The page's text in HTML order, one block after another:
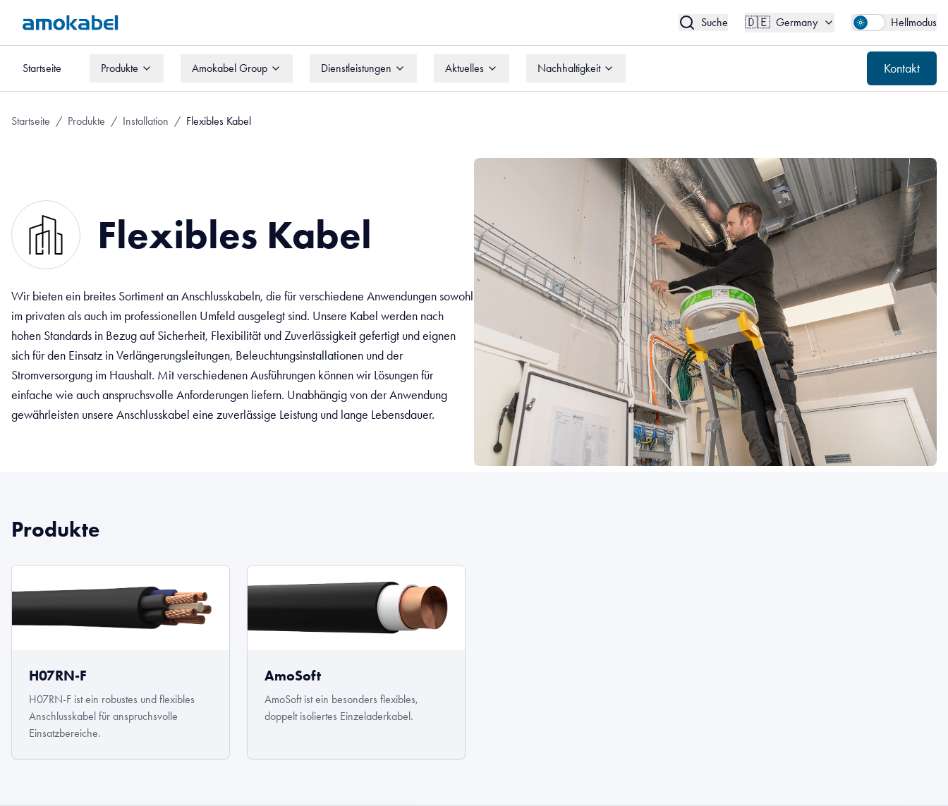
Suche 🇩🇪 Germany Hellmodus
Startseite Produkte Amokabel Group Dienstleistungen Aktuelles Nachhaltigkeit Kontakt
Produkte
Germany Kontakt
Startseite / Produkte / Installation / Flexibles Kabel
Flexibles Kabel
Wir bieten ein breites Sortiment an Anschlusskabeln, die für verschiedene Anwendungen sowohl
im privaten als auch im professionellen Umfeld ausgelegt sind. Unsere Kabel werden nach
hohen Standards in Bezug auf Sicherheit, Flexibilität und Zuverlässigkeit gefertigt und eignen
sich für den Einsatz in Verlängerungsleitungen, Beleuchtungsinstallationen und der
Stromversorgung im Haushalt. Mit verschiedenen Ausführungen können wir Lösungen für
einfache wie auch anspruchsvolle Anforderungen liefern. Unabhängig von der Anwendung
gewährleisten unsere Anschlusskabel eine zuverlässige Leistung und lange Lebensdauer.
Produkte
H07RN-F
H07RN-F ist ein robustes und flexibles
Anschlusskabel für anspruchsvolle
Einsatzbereiche.
AmoSoft
AmoSoft ist ein besonders flexibles,
doppelt isoliertes Einzeladerkabel.